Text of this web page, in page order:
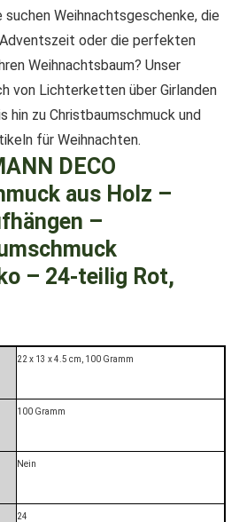
Weihnachtsgeschenke, die
oder die perfekten
Weihnachtsbaum? Unser
von Lichterketten über Girlanden
hin zu Christbaumschmuck und
für Weihnachten.
DECO
aus Holz –
–
– 24-teilig Rot,
‎22 x 13 x 4.5 cm, 100 Gramm
‎100 Gramm
‎Nein
‎24